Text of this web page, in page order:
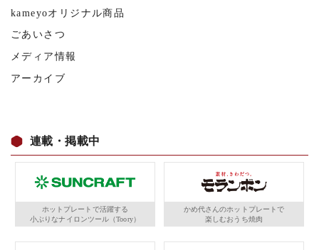
kameyoオリジナル商品
ごあいさつ
メディア情報
アーカイブ
連載・掲載中
ホットプレートで活躍する
小ぶりなナイロンツール（Toory）
かめ代さんのホットプレートで
楽しむおうち焼肉